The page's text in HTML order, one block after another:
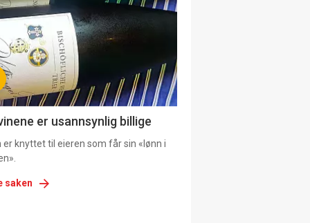
er usannsynlig billige
er knyttet til eieren som får sin «lønn i
saken